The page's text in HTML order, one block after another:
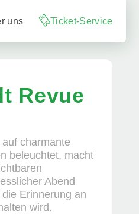
uns Ticket-Service
Revue
charmante
beleuchtet, macht
Abend
Erinnerung an
wird.